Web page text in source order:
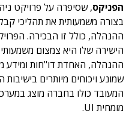
הפניקס, שסיפרה על פרויקט
בצורה משמעותית את תהליכי
ההנהלה, כולל זו הבכירה.
הישירה שלו היא צמצום
ההנהלה, האחדת דו"חות ומידע
שמונע ויכוחים מיותרים
המעובד כולו בחברה מוצג
מומחית UI.